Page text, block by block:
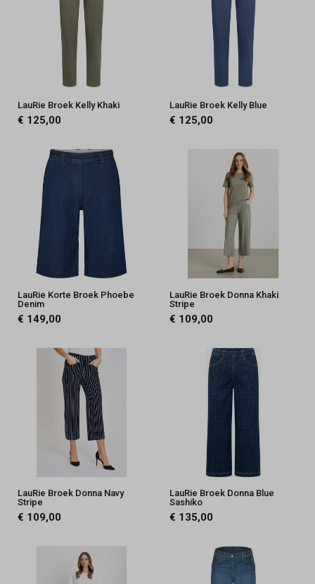
LauRie Broek Kelly Khaki
€ 125,00
LauRie Broek Kelly Blue
€ 125,00
LauRie Korte Broek Phoebe
Denim
€ 149,00
LauRie Broek Donna Khaki
Stripe
€ 109,00
LauRie Broek Donna Navy
Stripe
€ 109,00
LauRie Broek Donna Blue
Sashiko
€ 135,00